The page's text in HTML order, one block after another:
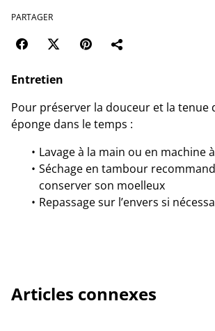
PARTAGER
Entretien
Pour préserver la douceur et la tenue
éponge dans le temps :
Lavage à la main ou en machine
Séchage en tambour
conserver son moelleux
Repassage sur l’envers si
Articles connexes